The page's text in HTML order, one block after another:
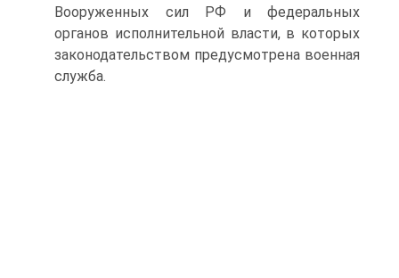
Вооруженных сил РФ и федеральных
органов исполнительной власти, в которых
законодательством предусмотрена военная
служба.